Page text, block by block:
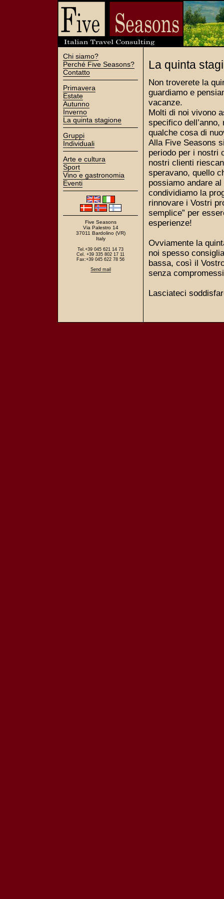
Chi siamo?
Perché Five Seasons?
Contatto
Primavera
Estate
Autunno
Inverno
La quinta stagione
Gruppi
Individuali
Arte e cultura
Sport
Vino e gastronomia
Eventi
Five Seasons
Via Palestro 14
37011 Bardolino (VR)
Italy
Tel.+39 045 621 14 73
Cel. +39 335 802 17 11
Fax:+39 045 622 78 56
Send mail
La quinta
Non troverete la
guardiamo e
vacanze.
Molti di noi vivono
specifico
qualche cosa di
Alla Five Seasons
periodo per i nostri
nostri clienti
speravano, quello
possiamo andare
condividiamo la
rinnovare i Vostri
semplice” per
esperienze!
Ovviamente la
noi spesso
bassa, così il
senza
Lasciateci